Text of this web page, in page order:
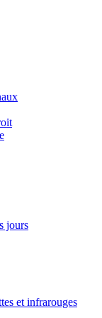
jours
et infrarouges